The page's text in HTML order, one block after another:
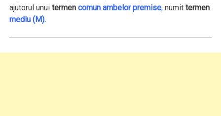
ajutorul unuitermencomun ambelor premise, numittermen
mediu (M).